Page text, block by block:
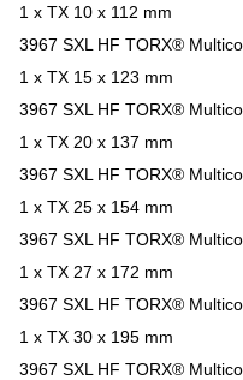
1 x TX 10 x 112 mm
3967 SXL HF TORX®
1 x TX 15 x 123 mm
3967 SXL HF TORX®
1 x TX 20 x 137 mm
3967 SXL HF TORX®
1 x TX 25 x 154 mm
3967 SXL HF TORX®
1 x TX 27 x 172 mm
3967 SXL HF TORX®
1 x TX 30 x 195 mm
3967 SXL HF TORX®